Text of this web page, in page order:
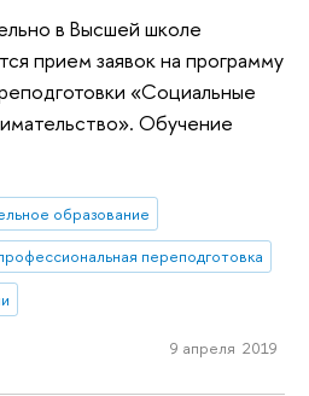
в Высшей школе
прием заявок на программу
«Социальные
Обучение
образование
переподготовка
9 апреля 2019